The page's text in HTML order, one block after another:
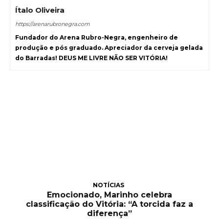
Ítalo Oliveira
https://arenarubronegra.com
Fundador do Arena Rubro-Negra, engenheiro de
produção e pós graduado. Apreciador da cerveja gelada
do Barradas! DEUS ME LIVRE NÃO SER VITÓRIA!
NOTÍCIAS
Emocionado, Marinho celebra
classificação do Vitória: “A torcida faz a
diferença”